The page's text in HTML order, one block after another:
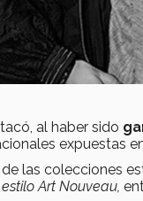
al haber sido
expuestas
las colecciones
Art Nouveau,